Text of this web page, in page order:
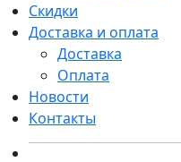
Скидки
Доставка и оплата
Доставка
Оплата
Новости
Контакты